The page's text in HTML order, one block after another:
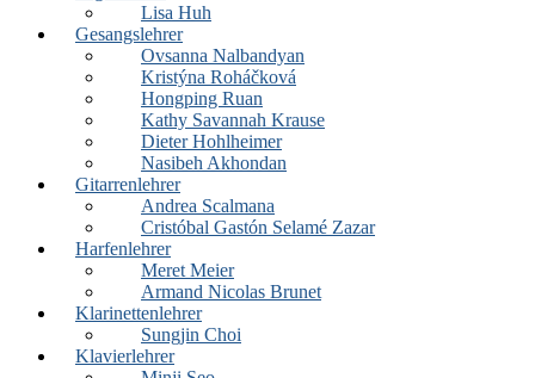
Lisa Huh
Gesangslehrer
Ovsanna Nalbandyan
Kristýna Roháčková
Hongping Ruan
Kathy Savannah Krause
Dieter Hohlheimer
Nasibeh Akhondan
Gitarrenlehrer
Andrea Scalmana
Cristóbal Gastón Selamé Zazar
Harfenlehrer
Meret Meier
Armand Nicolas Brunet
Klarinettenlehrer
Sungjin Choi
Klavierlehrer